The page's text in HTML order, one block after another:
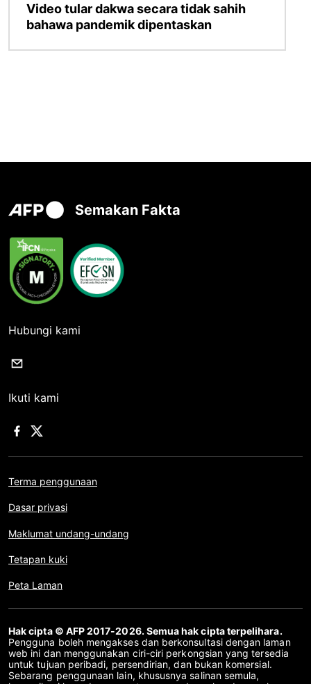
Video tular dakwa secara tidak sahih
bahawa pandemik dipentaskan
Semakan Fakta
Hubungi kami
Ikuti kami
Terma penggunaan
Dasar privasi
Maklumat undang-undang
Tetapan kuki
Peta Laman
Hak cipta © AFP 2017-2026. Semua hak cipta terpelihara.
Pengguna boleh mengakses dan berkonsultasi dengan laman
web ini dan menggunakan ciri-ciri perkongsian yang tersedia
untuk tujuan peribadi, persendirian, dan bukan komersial.
Sebarang penggunaan lain, khususnya salinan semula,